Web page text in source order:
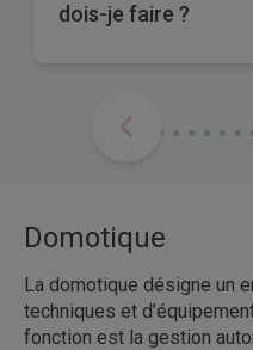
dois-je faire ?
Domotique
La domotique désigne un
techniques et
fonction est la gestion